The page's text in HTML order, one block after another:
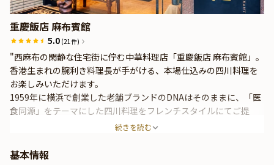
重慶飯店 麻布賓館
5.0 (21件)
"西麻布の閑静な住宅街に佇む中華料理店「重慶飯店 麻布賓館」。
香港生まれの腕利き料理長が手がける、本場仕込みの四川料理を
お楽しみいただけます。
1959年に横浜で創業した老舗ブランドのDNAはそのままに、「医
食同源」をテーマにした四川料理をフレンチスタイルにてご提
供。中華・四川料理の新たな世界を表現します。
続きを読む
基本情報